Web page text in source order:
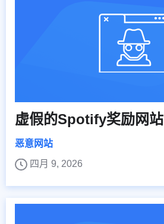
虚假的Spotify奖励网站
恶意网站
四月 9, 2026